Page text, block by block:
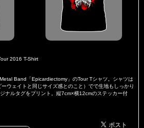
2016 T-Shirt
Band「Epicardiectomy」のTour Tシャツ。シャツは
ウェイトと同じサイズ感とのこと）でで生地もしっかり
ナルタグをプリント。縦7cm×横12cmのステッカー付